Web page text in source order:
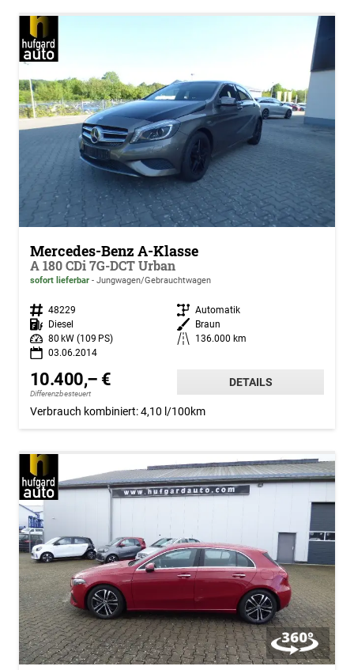
Mercedes-Benz A-Klasse
A 180 CDi 7G-DCT Urban
sofort lieferbar Jungwagen/Gebrauchtwagen
Fahrzeugnr. 48229 Getriebe Automatik
Kraftstoff Diesel Außenfarbe Braun
Leistung
80 kW (109 PS) Kilometerstand
136.000 km
03.06.2014
10.400,– €
Differenzbesteuert
DETAILS
Verbrauch kombiniert:4,10 l/100km